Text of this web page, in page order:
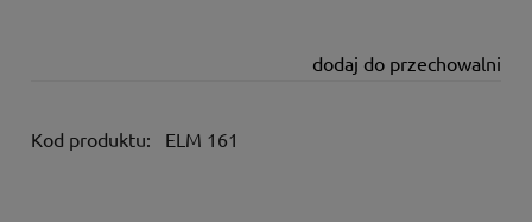
dodaj do przechowalni
Kod produktu: ELM 161